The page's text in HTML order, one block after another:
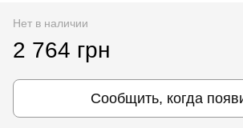
Нет в наличии
2 764 грн
Сообщить, когда